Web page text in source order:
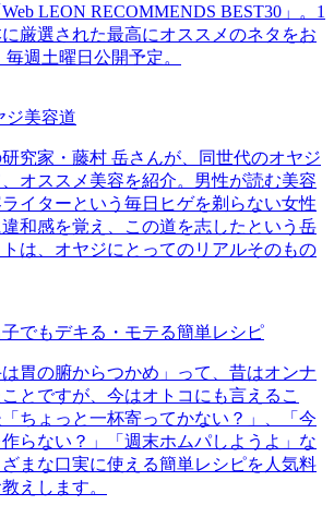
LEON RECOMMENDS BEST30」。1
厳選された最高にオススメのネタをお
週土曜日公開予定。
ジ美容道
究家・藤村 岳さんが、同世代のオヤジ
オススメ美容を紹介。男性が読む美容
イターという毎日ヒゲを剃らない女性
和感を覚え、この道を志したという岳
は、オヤジにとってのリアルそのもの
でもデキる・モテる簡単レシピ
は胃の腑からつかめ」って、昔はオンナ
とですが、今はオトコにも言えるこ
ちょっと一杯寄ってかない？」、「今
らない？」「週末ホムパしようよ」な
まな口実に使える簡単レシピを人気料
えします。